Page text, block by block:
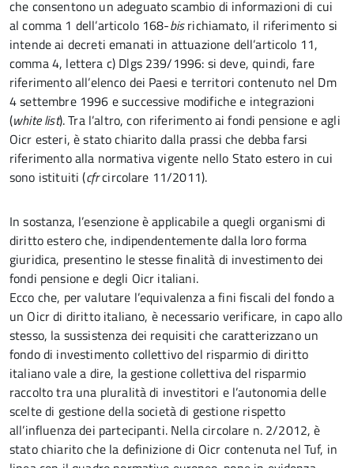
che consentono un adeguato scambio di informazioni di cui
al comma 1 dell’articolo 168-bisrichiamato, il riferimento si
intende ai decreti emanati in attuazione dell’articolo 11,
comma 4, lettera c) Dlgs 239/1996: si deve, quindi, fare
riferimento all’elenco dei Paesi e territori contenuto nel Dm
4 settembre 1996 e successive modifiche e integrazioni
(white list). Tra l’altro, con riferimento ai fondi pensione e agli
Oicr esteri, è stato chiarito dalla prassi che debba farsi
riferimento alla normativa vigente nello Stato estero in cui
sono istituiti (cfrcircolare 11/2011).
In sostanza, l’esenzione è applicabile a quegli organismi di
diritto estero che, indipendentemente dalla loro forma
giuridica, presentino le stesse finalità di investimento dei
fondi pensione e degli Oicr italiani.
Ecco che, per valutare l’equivalenza a fini fiscali del fondo a
un Oicr di diritto italiano, è necessario verificare, in capo allo
stesso, la sussistenza dei requisiti che caratterizzano un
fondo di investimento collettivo del risparmio di diritto
italiano vale a dire, la gestione collettiva del risparmio
raccolto tra una pluralità di investitori e l’autonomia delle
scelte di gestione della società di gestione rispetto
all’influenza dei partecipanti. Nella circolare n. 2/2012, è
stato chiarito che la definizione di Oicr contenuta nel Tuf, in